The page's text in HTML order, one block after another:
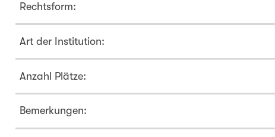
Rechtsform:
Art der Institution:
Anzahl Plätze:
Bemerkungen: